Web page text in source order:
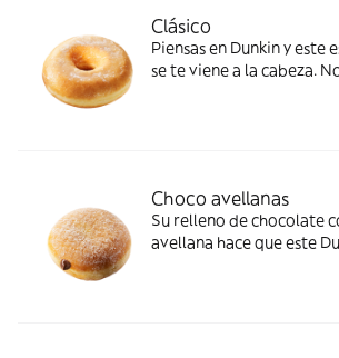
Clásico
Piensas en Dunkin y este
se te viene a la cabeza.
Choco avellanas
Su relleno de chocolate
avellana hace que este